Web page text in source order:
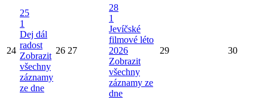
24
25
1
Dej dál
radost
Zobrazit
všechny
záznamy
ze dne
26 27
28
1
Jevíčské
filmové léto
2026
Zobrazit
všechny
záznamy ze
dne
29 30